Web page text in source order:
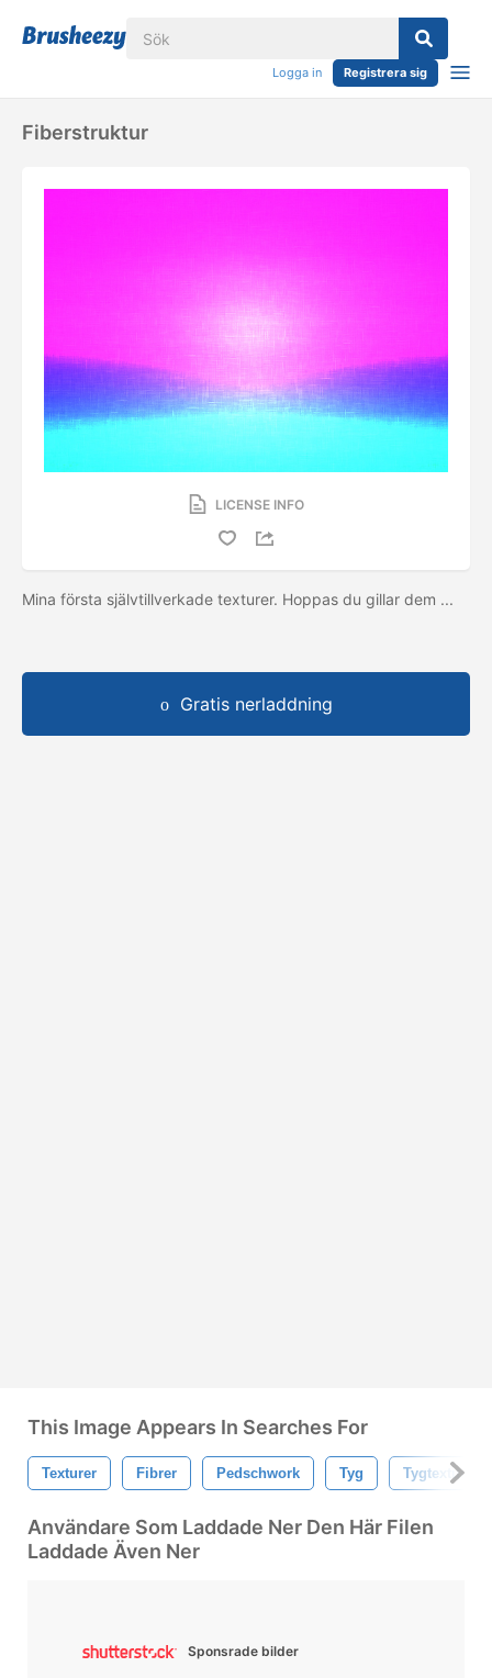
Logga in Registrera sig
Fiberstruktur
LICENSE INFO
Mina första självtillverkade texturer. Hoppas du gillar dem ...
Gratis nerladdning
This Image Appears In Searches For
Texturer Fibrer Pedschwork Tyg Tygtextur
Användare Som Laddade Ner Den Här Filen
Laddade Även Ner
Sponsrade bilder